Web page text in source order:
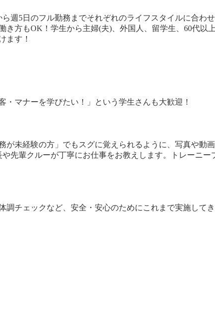
週5日のフル勤務までそれぞれのライフスタイルに合
方もOK！学生から主婦(夫)、外国人、留学生、60代以
ます！
・マナーを学びたい！」という学生さんも大歓迎！
が未経験の方」でもスグに覚えられるように、写真や動
先輩クルーが丁寧にお仕事をお教えします。トレーニ
調チェックなど、安全・安心のためにこれまで実施して